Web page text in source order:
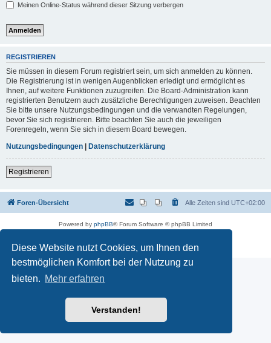
Diese Website nutzt Cookies, um Ihnen den
bestmöglichen Komfort bei der Nutzung zu
bieten. Mehr erfahren
Verstanden!
Meinen Online-Status während dieser Sitzung verbergen
REGISTRIEREN
Sie müssen in diesem Forum registriert sein, um sich anmelden zu können.
Die Registrierung ist in wenigen Augenblicken erledigt und ermöglicht es
Ihnen, auf weitere Funktionen zuzugreifen. Die Board-Administration kann
registrierten Benutzern auch zusätzliche Berechtigungen zuweisen. Beachten
Sie bitte unsere Nutzungsbedingungen und die verwandten Regelungen,
bevor Sie sich registrieren. Bitte beachten Sie auch die jeweiligen
Forenregeln, wenn Sie sich in diesem Board bewegen.
Nutzungsbedingungen | Datenschutzerklärung
Registrieren
Foren-Übersicht Alle Zeiten sind UTC+02:00
Powered by phpBB® Forum Software © phpBB Limited
Datenschutz|Nutzungsbedingungen